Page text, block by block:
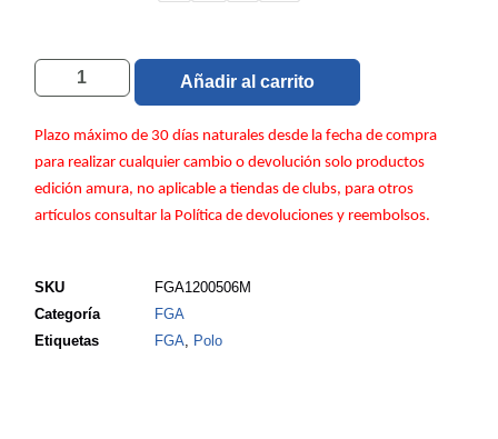
Añadir al carrito
Plazo máximo de 30 días naturales desde la fecha de compra
para realizar cualquier cambio o devolución solo productos
edición amura, no aplicable a tiendas de clubs, para otros
artículos consultar la Política de devoluciones y reembolsos.
SKU
FGA1200506M
Categoría
FGA
Etiquetas
FGA Polo